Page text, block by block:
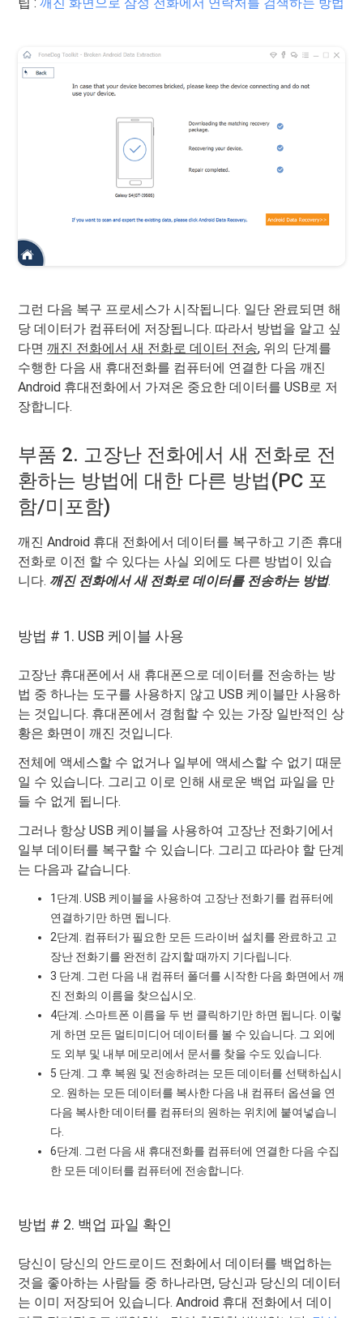
그런 다음 복구 프로세스가 시작됩니다. 일단 완료되면 해
당 데이터가 컴퓨터에 저장됩니다. 따라서 방법을 알고 싶
다면깨진 전화에서 새 전화로 데이터 전송, 위의 단계를
수행한 다음 새 휴대전화를 컴퓨터에 연결한 다음 깨진
Android 휴대전화에서 가져온 중요한 데이터를 USB로 저
장합니다.
부품 2. 고장난 전화에서 새 전화로 전
환하는 방법에 대한 다른 방법(PC 포
함/미포함)
깨진 Android 휴대 전화에서 데이터를 복구하고 기존 휴대
전화로 이전 할 수 있다는 사실 외에도 다른 방법이 있습
니다. 깨진 전화에서 새 전화로 데이터를 전송하는 방법.
방법 # 1. USB 케이블 사용
고장난 휴대폰에서 새 휴대폰으로 데이터를 전송하는 방
법 중 하나는 도구를 사용하지 않고 USB 케이블만 사용하
는 것입니다. 휴대폰에서 경험할 수 있는 가장 일반적인 상
황은 화면이 깨진 것입니다.
전체에 액세스할 수 없거나 일부에 액세스할 수 없기 때문
일 수 있습니다. 그리고 이로 인해 새로운 백업 파일을 만
들 수 없게 됩니다.
그러나 항상 USB 케이블을 사용하여 고장난 전화기에서
일부 데이터를 복구할 수 있습니다. 그리고 따라야 할 단계
는 다음과 같습니다.
1단계. USB 케이블을 사용하여 고장난 전화기를 컴퓨터에
연결하기만 하면 됩니다.
2단계. 컴퓨터가 필요한 모든 드라이버 설치를 완료하고 고
장난 전화기를 완전히 감지할 때까지 기다립니다.
3 단계. 그런 다음 내 컴퓨터 폴더를 시작한 다음 화면에서 깨
진 전화의 이름을 찾으십시오.
4단계. 스마트폰 이름을 두 번 클릭하기만 하면 됩니다. 이렇
게 하면 모든 멀티미디어 데이터를 볼 수 있습니다. 그 외에
도 외부 및 내부 메모리에서 문서를 찾을 수도 있습니다.
5 단계. 그 후 복원 및 전송하려는 모든 데이터를 선택하십시
오. 원하는 모든 데이터를 복사한 다음 내 컴퓨터 옵션을 연
다음 복사한 데이터를 컴퓨터의 원하는 위치에 붙여넣습니
다.
6단계. 그런 다음 새 휴대전화를 컴퓨터에 연결한 다음 수집
한 모든 데이터를 컴퓨터에 전송합니다.
방법 # 2. 백업 파일 확인
당신이 당신의 안드로이드 전화에서 데이터를 백업하는
것을 좋아하는 사람들 중 하나라면, 당신과 당신의 데이터
는 이미 저장되어 있습니다. Android 휴대 전화에서 데이